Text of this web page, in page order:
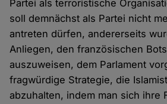
Partei als terroristische
soll demnächst als Partei nicht
antreten dürfen, andererseits
Anliegen, den französischen
auszuweisen, dem Parlament
fragwürdige Strategie, die
abzuhalten, indem man sich ihre